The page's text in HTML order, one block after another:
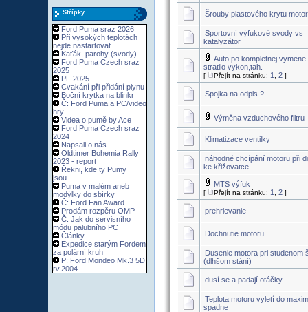
Střípky
Ford Puma sraz 2026
Při vysokých teplotách
nejde nastartovat.
Kaťák, parohy (svody)
Ford Puma Czech sraz
2025
PF 2025
Cvakání při přidání plynu
Boční krytka na blinkr
Č: Ford Puma a PC/video
hry
Videa o pumě by Ace
Ford Puma Czech sraz
2024
Napsali o nás...
Oldtimer Bohemia Rally
2023 - report
Řekni, kde ty Pumy
jsou...
Puma v malém aneb
modýlky do sbírky
Č: Ford Fan Award
Prodám rozpěru OMP
Č: Jak do servisního
módu palubního PC
Články
Expedice starým Fordem
za polární kruh
P: Ford Mondeo Mk.3 5D
rv.2004
Šrouby plastového krytu
Sportovní výfukové svody vs
katalyzátor
Auto po kompletnej
stratilo vykon,tah.
[ Přejít na stránku: 1 2 ]
Spojka na odpis ?
Výměna vzduchového filtru
Klimatizace ventilky
náhodné chcípání motoru při
ke křižovatce
MTS výfuk
[ Přejít na stránku: 1 2 ]
prehrievanie
Dochnutie motoru.
Dusenie motora pri studenom
(dlhšom stání)
dusí se a padají otáčky...
Teplota motoru vyletí do
spadne